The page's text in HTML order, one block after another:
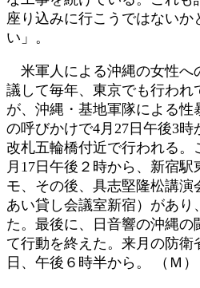
座り込みに行こうではないか
い」。
米軍人による沖縄の女性へ
議して毎年、東京でも行われ
が、沖縄・基地軍隊による性
の呼びかけで4月27日午後3
改札五輪橋付近で行われる。
月17日午後２時から、新宿
モ、その後、具志堅隆松講
あい貸し会議室新宿）があり
た。最後に、日音響の沖縄の
て行動を終えた。来月の防衛
日、午後６時半から。 （Ｍ）